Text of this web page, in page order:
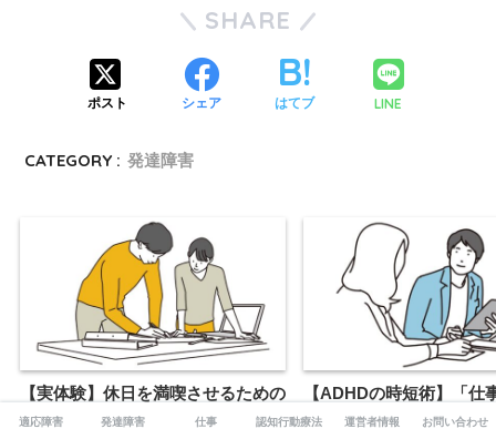
SHARE
ポスト シェア はてブ LINE
CATEGORY : 発達障害
【実体験】休日を満喫させるための
時間術とやらかしたミスについて解
【ADHDの時短術】「仕
は諦める？
適応障害 発達障害 仕事 認知行動療法 運営者情報 お問い合わせ